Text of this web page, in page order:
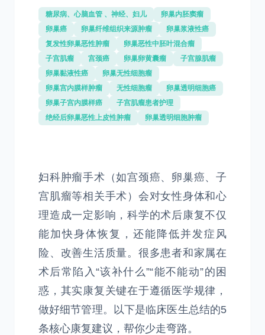
糖尿病、心脑血管 、神经、妇儿
卵巢内胚窦瘤
卵巢癌
卵巢纤维组织来源肿瘤
卵巢浆液性癌
复发性卵巢恶性肿瘤
卵巢恶性中胚叶混合瘤
子宫肌瘤
宫颈癌 卵巢卵黄囊瘤
子宫腺肌瘤
卵巢黏液性癌
卵巢无性细胞瘤
卵巢宫内膜样肿瘤
无性细胞瘤
卵巢透明细胞癌
卵巢子宫内膜样癌
子宫肌瘤患者护理
绝经后卵巢恶性上皮性肿瘤
卵巢透明细胞肿瘤
妇科肿瘤手术（如宫颈癌、卵巢癌、子
宫肌瘤等相关手术）会对女性身体和心
理造成一定影响，科学的术后康复不仅
能加快身体恢复，还能降低并发症风
险、改善生活质量。很多患者和家属在
术后常陷入“该补什么”“能不能动”的困
惑，其实康复关键在于遵循医学规律，
做好细节管理。以下是临床医生总结的5
条核心康复建议，帮你少走弯路。